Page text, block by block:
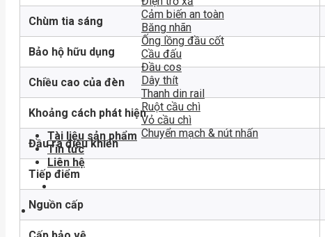
Cảm biến an toàn
Băng nhãn
Ống lồng đầu cốt
Cầu đấu
Đầu cos
Dây thít
Thanh din rail
Ruột cầu chì
Vỏ cầu chì
Chuyển mạch & nút nhấn
Tài liệu sản phẩm
Tin tức
Liên hệ
Chùm tia sáng
Bảo hộ hữu dụng
Chiều cao của đèn
Khoảng cách phát hiện
Đầu ra điều khiển
Tiếp điểm
Nguồn cấp